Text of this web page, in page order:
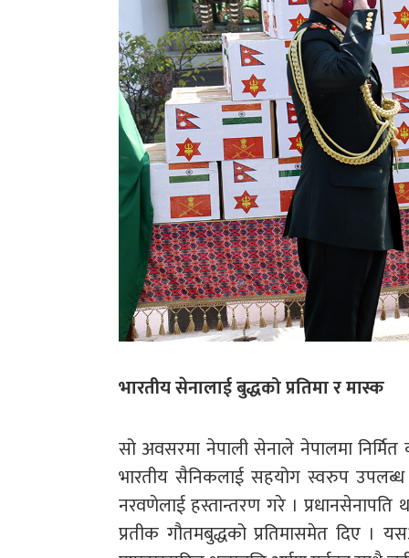
भारतीय सेनालाई बुद्धको प्रतिमा र मास्क
सो अवसरमा नेपाली सेनाले नेपालमा
भारतीय सैनिकलाई सहयोग स्वरुप उपलब्ध
नरवणेलाई हस्तान्तरण गरे । प्रधानसेनापति
प्रतीक गौतमबुद्धको प्रतिमासमेत दिए ।